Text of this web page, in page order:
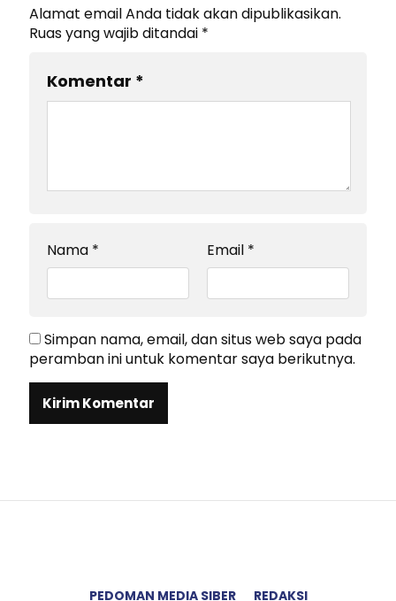
Alamat email Anda tidak akan dipublikasikan.
Ruas yang wajib ditandai *
Komentar *
Nama * Email *
Simpan nama, email, dan situs web saya pada
peramban ini untuk komentar saya berikutnya.
PEDOMAN MEDIA SIBER REDAKSI